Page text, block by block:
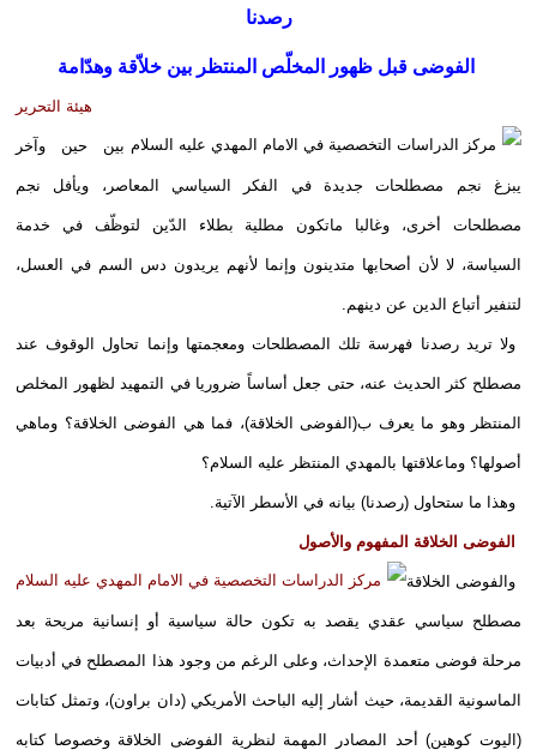
رصدنا
الفوضى قبل ظهور المخلّص المنتظر بين خلاّقة وهدّامة
هيئة التحرير
بين حين وآخر
يبزغ نجم مصطلحات جديدة في الفكر السياسي المعاصر، ويأفل نجم
مصطلحات أخرى، وغالبا ماتكون مطلية بطلاء الدّين لتوظّف في خدمة
السياسة، لا لأن أصحابها متدينون وإنما لأنهم يريدون دس السم في العسل،
لتنفير أتباع الدين عن دينهم.
ولا تريد رصدنا فهرسة تلك المصطلحات ومعجمتها وإنما تحاول الوقوف عند
مصطلح كثر الحديث عنه، حتى جعل أساساً ضروريا في التمهيد لظهور المخلص
المنتظر وهو ما يعرف ب(الفوضى الخلاقة)، فما هي الفوضى الخلاقة؟ وماهي
أصولها؟ وماعلاقتها بالمهدي المنتظر عليه السلام؟
وهذا ما ستحاول (رصدنا) بيانه في الأسطر الآتية.
الفوضى الخلاقة المفهوم والأصول
والفوضى الخلاقة
مصطلح سياسي عقدي يقصد به تكون حالة سياسية أو إنسانية مريحة بعد
مرحلة فوضى متعمدة الإحداث، وعلى الرغم من وجود هذا المصطلح في أدبيات
الماسونية القديمة، حيث أشار إليه الباحث الأمريكي (دان براون)، وتمثل كتابات
(اليوت كوهين) أحد المصادر المهمة لنظرية الفوضى الخلاقة وخصوصا كتابه